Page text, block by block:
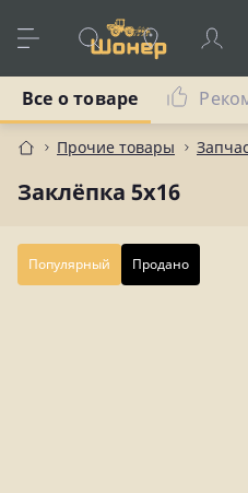
Прочие товары
Заклёпка 5х16
Все о товаре
Популярный Продано